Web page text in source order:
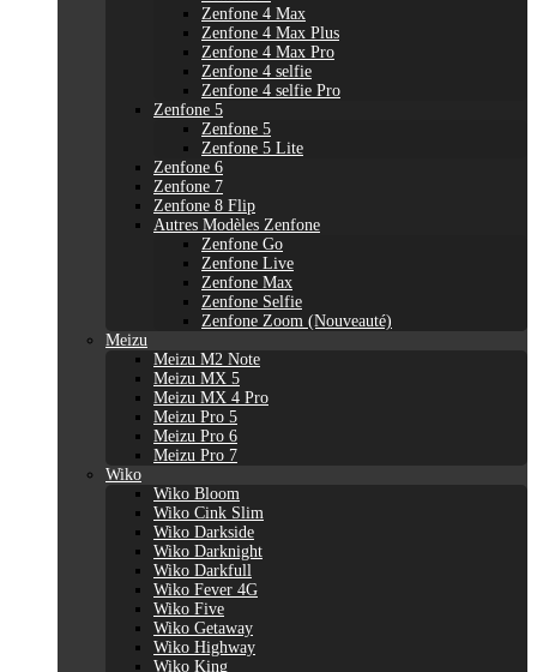
Zenfone 4 Max
Zenfone 4 Max Plus
Zenfone 4 Max Pro
Zenfone 4 selfie
Zenfone 4 selfie Pro
Zenfone 5
Zenfone 5
Zenfone 5 Lite
Zenfone 6
Zenfone 7
Zenfone 8 Flip
Autres Modèles Zenfone
Zenfone Go
Zenfone Live
Zenfone Max
Zenfone Selfie
Zenfone Zoom (Nouveauté)
Meizu
Meizu M2 Note
Meizu MX 5
Meizu MX 4 Pro
Meizu Pro 5
Meizu Pro 6
Meizu Pro 7
Wiko
Wiko Bloom
Wiko Cink Slim
Wiko Darkside
Wiko Darknight
Wiko Darkfull
Wiko Fever 4G
Wiko Five
Wiko Getaway
Wiko Highway
Wiko King